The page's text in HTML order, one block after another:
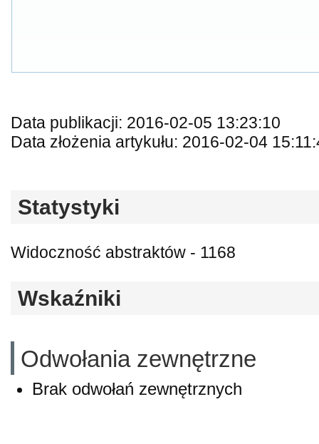
Data publikacji: 2016-02-05 13:23:10
Data złożenia artykułu: 2016-02-04
Statystyki
Widoczność abstraktów - 1168
Wskaźniki
Odwołania zewnętrzne
Brak odwołań zewnętrznych